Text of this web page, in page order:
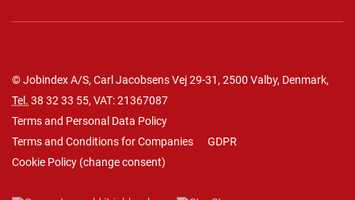
© Jobindex A/S, Carl Jacobsens Vej 29-31, 2500 Valby, Denmark,
Tel. 38 32 33 55, VAT: 21367087
Terms and Personal Data Policy
Terms and Conditions for Companies
GDPR
Cookie Policy (change consent)